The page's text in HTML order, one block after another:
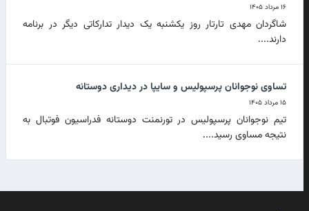
۱۶ مرداد ۱۴۰۵
شاگردان مهدی تارتار روز یکشنبه یک دیدار تدارکاتی دیگر در برنامه
دارند....
تساوی نوجوانان پرسپولیس و سایپا در دیداری دوستانه
۱۵ مرداد ۱۴۰۵
تیم نوجوانان پرسپولیس در تورنمنت دوستانه فدراسیون فوتبال به
نتیجه مساوی رسید....